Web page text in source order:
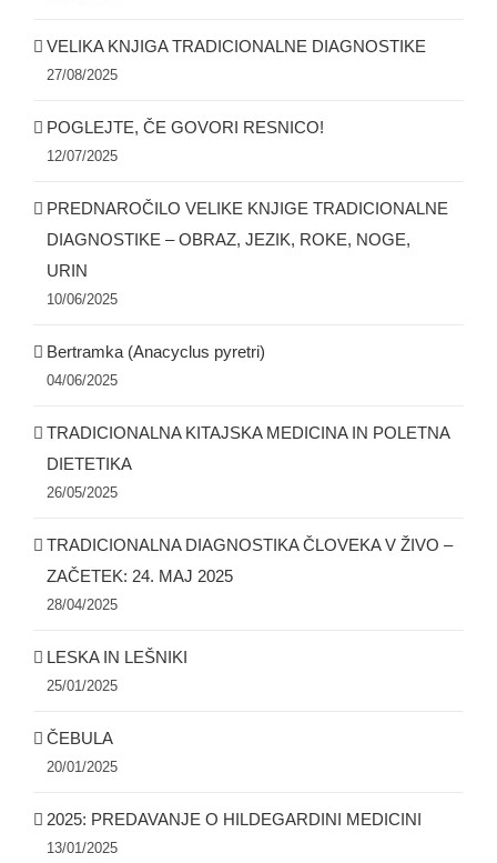
VELIKA KNJIGA TRADICIONALNE DIAGNOSTIKE
27/08/2025
POGLEJTE, ČE GOVORI RESNICO!
12/07/2025
PREDNAROČILO VELIKE KNJIGE TRADICIONALNE
DIAGNOSTIKE – OBRAZ, JEZIK, ROKE, NOGE,
URIN
10/06/2025
Bertramka (Anacyclus pyretri)
04/06/2025
TRADICIONALNA KITAJSKA MEDICINA IN POLETNA
DIETETIKA
26/05/2025
TRADICIONALNA DIAGNOSTIKA ČLOVEKA V ŽIVO –
ZAČETEK: 24. MAJ 2025
28/04/2025
LESKA IN LEŠNIKI
25/01/2025
ČEBULA
20/01/2025
2025: PREDAVANJE O HILDEGARDINI MEDICINI
13/01/2025